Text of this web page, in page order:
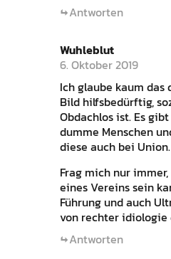
Antworten
Wuhleblut
6. Oktober 2019
Ich glaube kaum
Bild hilfsbedürftig,
Obdachlos ist. Es
dumme Menschen
diese auch bei Union.
Frag mich nur
eines Vereins sein
Führung und auch
von rechter idiologie
Antworten